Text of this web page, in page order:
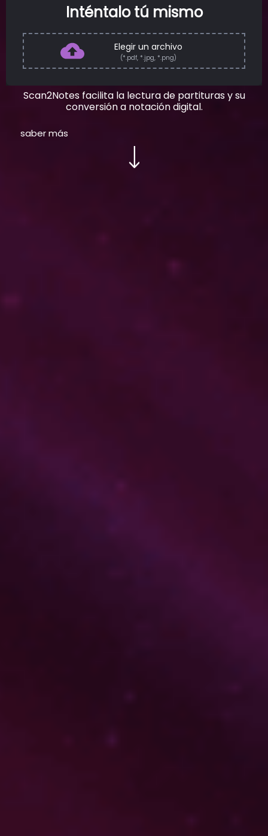
Inténtalo tú mismo
Elegir un archivo
(*.pdf, *.jpg, *.png)
Scan2Notes facilita la lectura de partituras y su
conversión a notación digital.
saber más